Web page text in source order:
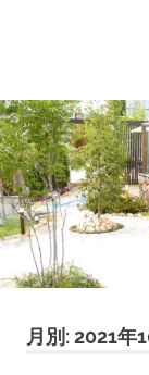
月別: 2021年